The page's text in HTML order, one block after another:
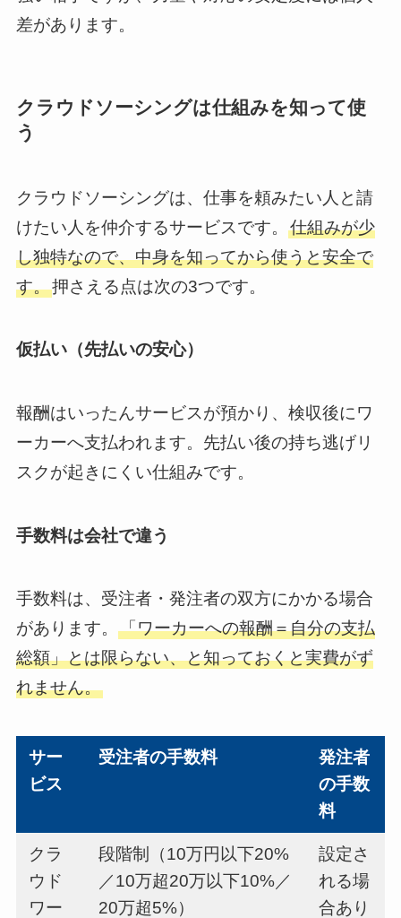
差があります。
クラウドソーシングは仕組みを知って使
う
クラウドソーシングは、仕事を頼みたい人と請
けたい人を仲介するサービスです。 仕組みが少
し独特なので、中身を知ってから使うと安全で
す。押さえる点は次の3つです。
仮払い（先払いの安心）
報酬はいったんサービスが預かり、検収後にワ
ーカーへ支払われます。先払い後の持ち逃げリ
スクが起きにくい仕組みです。
手数料は会社で違う
手数料は、受注者・発注者の双方にかかる場合
があります。 「ワーカーへの報酬＝自分の支払
総額」とは限らない、と知っておくと実費がず
れません。
サー
ビス
受注者の手数料
発注者
の手数
料
クラ
ウド
ワー
段階制（10万円以下20%
／10万超20万以下10%／
20万超5%）
設定さ
れる場
合あり